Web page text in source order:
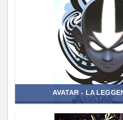
AVATAR - LA